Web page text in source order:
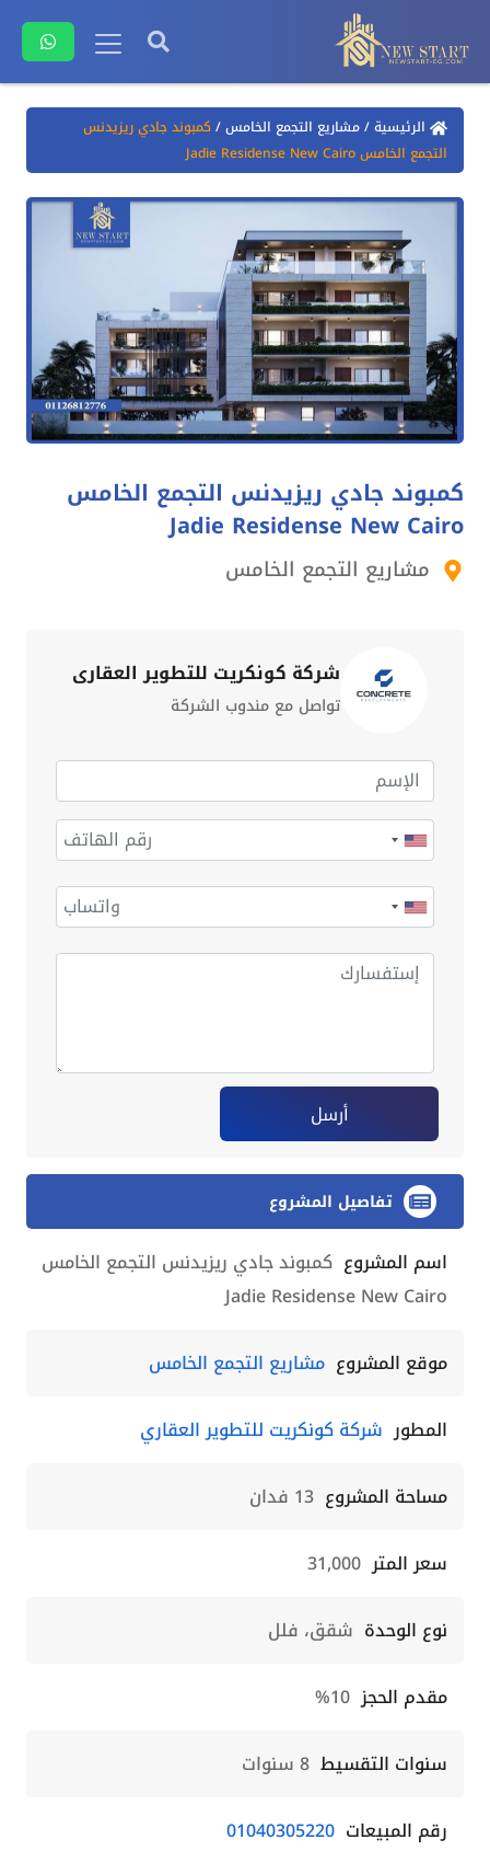
الرئيسية/مشاريع التجمع الخامس/كمبوند جادي ريزيدنس
التجمع الخامس Jadie Residense New Cairo
كمبوند جادي ريزيدنس التجمع الخامس
Jadie Residense New Cairo
مشاريع التجمع الخامس
شركة كونكريت للتطوير العقاري
تواصل مع مندوب الشركة
أرسل
تفاصيل المشروع
اسم المشروع كمبوند جادي ريزيدنس التجمع الخامس
Jadie Residense New Cairo
موقع المشروع مشاريع التجمع الخامس
المطور شركة كونكريت للتطوير العقاري
مساحة المشروع 13 فدان
سعر المتر 31,000
نوع الوحدة شقق، فلل
مقدم الحجز 10%
سنوات التقسيط 8 سنوات
رقم المبيعات 01040305220